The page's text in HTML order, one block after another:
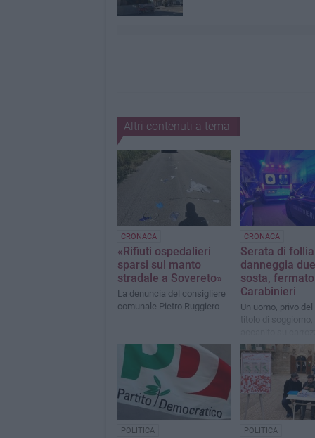
Altri contenuti a tema
CRONACA
«Rifiuti ospedalieri
sparsi sul manto
stradale a Sovereto»
La denuncia del consigliere
comunale Pietro Ruggiero
CRONACA
Serata di
danneggia
sosta,
Carabinieri
Un uomo, privo
titolo di soggiorno,
parabrezza di due
denuncia del
POLITICA POLITICA